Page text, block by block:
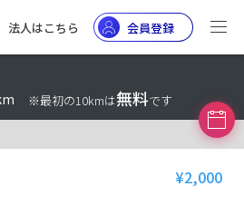
法人はこちら 会員登録
※最初の10kmは無料です
¥2,000